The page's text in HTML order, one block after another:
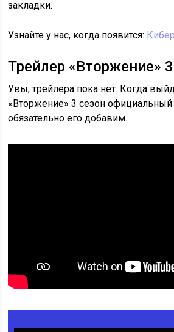
закладки.
Узнайте у нас, когда появится:
Трейлер «Вторжение»
Увы, трейлера пока нет. Когда
«Вторжение» 3 сезон
обязательно его добавим.